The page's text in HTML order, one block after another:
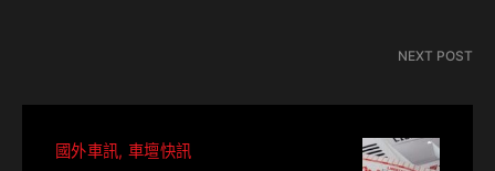
NEXT POST
國外車訊 車壇快訊